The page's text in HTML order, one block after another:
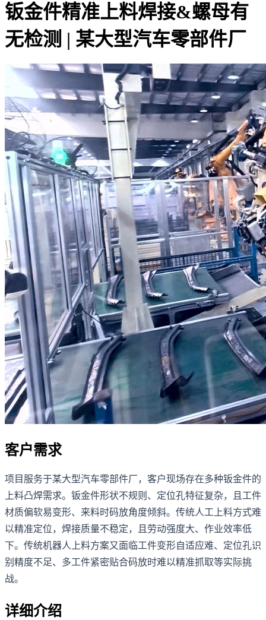
钣金件精准上料焊接&螺母有
无检测 | 某大型汽车零部件厂
客户需求
项目服务于某大型汽车零部件厂，客户现场存在多种钣金件的
上料凸焊需求。钣金件形状不规则、定位孔特征复杂，且工件
材质偏软易变形、来料时码放角度倾斜。传统人工上料方式难
以精准定位，焊接质量不稳定，且劳动强度大、作业效率低
下。传统机器人上料方案又面临工件变形自适应难、定位孔识
别精度不足、多工件紧密贴合码放时难以精准抓取等实际挑
战。
详细介绍